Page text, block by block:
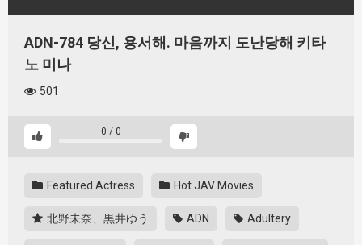
ADN-784 당신, 용서해. 마음까지 도난당해 키타
노 미나
501
0 / 0
Featured Actress Hot JAV Movies
北野未奈、黒井ゆう ADN Adultery